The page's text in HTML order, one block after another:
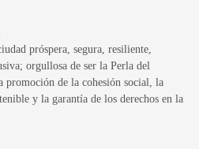
próspera, segura, resiliente,
orgullosa de ser la Perla del
de la cohesión social, la
y la garantía de los derechos en la